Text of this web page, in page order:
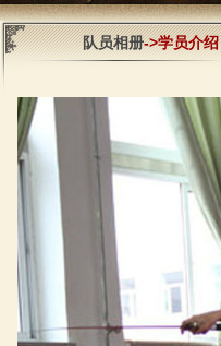
队员相册->学员介绍